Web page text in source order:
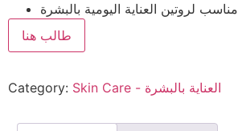
مناسب لروتين العناية اليومية بالبشرة
طالب هنا
Category: Skin Care - العناية بالبشرة